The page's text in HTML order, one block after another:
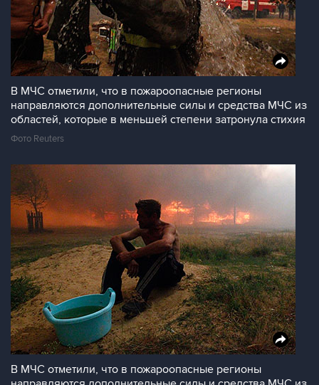
В МЧС отметили, что в пожароопасные регионы
направляются дополнительные силы и средства МЧС из
областей, которые в меньшей степени затронула стихия
Фото Reuters
В МЧС отметили, что в пожароопасные регионы